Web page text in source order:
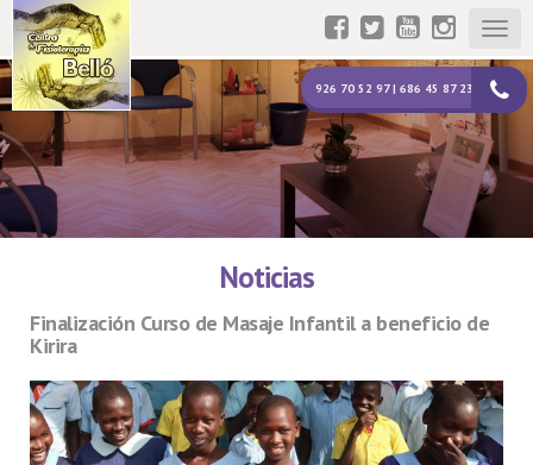
926 70 52 97 | 686 45 87 23
Noticias
Finalización Curso de Masaje Infantil a beneficio de
Kirira